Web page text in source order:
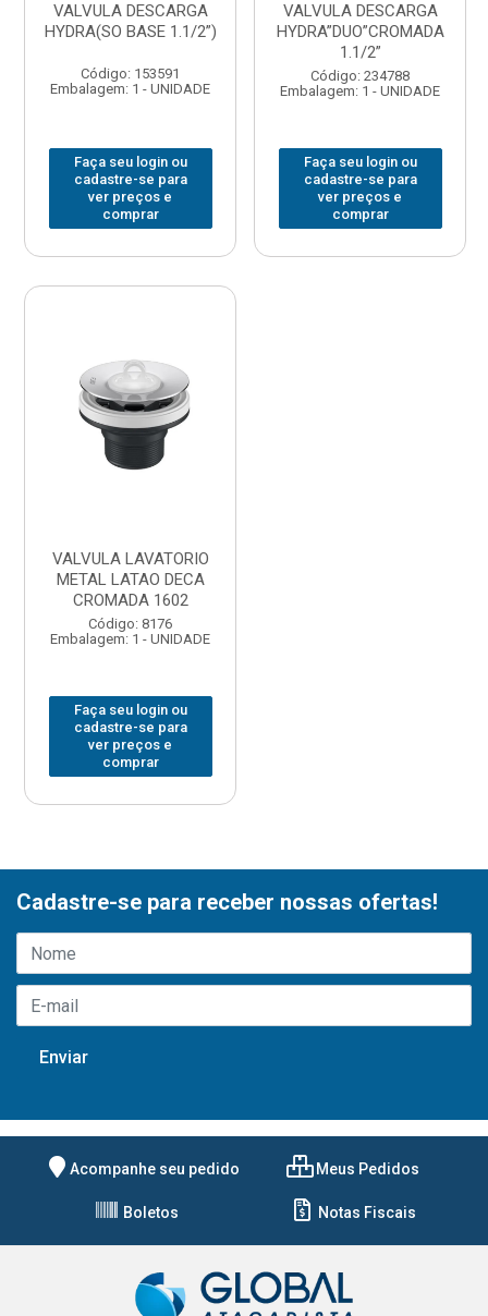
VALVULA DESCARGA
HYDRA(SO BASE 1.1/2”)
Código: 153591
Embalagem: 1 - UNIDADE
Faça seu login ou
cadastre-se para
ver preços e
comprar
VALVULA DESCARGA
HYDRA”DUO”CROMADA
1.1/2”
Código: 234788
Embalagem: 1 - UNIDADE
Faça seu login ou
cadastre-se para
ver preços e
comprar
VALVULA LAVATORIO
METAL LATAO DECA
CROMADA 1602
Código: 8176
Embalagem: 1 - UNIDADE
Faça seu login ou
cadastre-se para
ver preços e
comprar
Cadastre-se para receber nossas ofertas!
Acompanhe seu pedido Meus Pedidos
Boletos Notas Fiscais